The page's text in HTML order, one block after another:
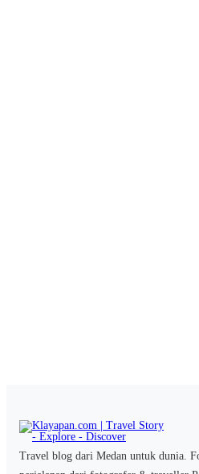
Travel blog dari Medan untuk dunia.